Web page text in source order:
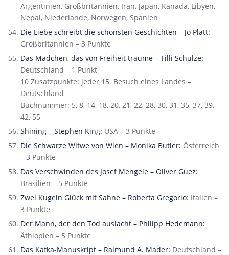
Argentinien, Großbritannien, Iran, Japan, Kanada, Libyen,
Nepal, Niederlande, Norwegen, Spanien
Die Liebe schreibt die schönsten Geschichten – Jo Platt:
Großbritannien – 3 Punkte
Das Mädchen, das von Freiheit träume – Tilli Schulze:
Deutschland – 1 Punkt
10 Zusatzpunkte: jeder 15. Besuch eines Landes –
Deutschland
Buchnummer: 5, 8, 14, 18, 20, 21, 22, 28, 30, 31, 35, 37, 39,
42, 55
Shining – Stephen King: USA – 3 Punkte
Die Schwarze Witwe von Wien – Monika Butler: Österreich
– 3 Punkte
Das Verschwinden des Josef Mengele – Oliver Guez:
Brasilien – 5 Punkte
Zwei Kugeln Glück mit Sahne – Roberta Gregorio: Italien –
3 Punkte
Der Mann, der den Tod auslacht – Philipp Hedemann:
Äthiopien – 5 Punkte
Das Kafka-Manuskript – Raimund A. Mader: Deutschland –